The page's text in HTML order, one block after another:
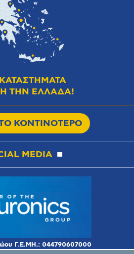
ΤΗΝ ΕΛΛΑΔΑ!
ΤΟ ΚΟΝΤΙΝΟΤΕΡΟ
MEDIA